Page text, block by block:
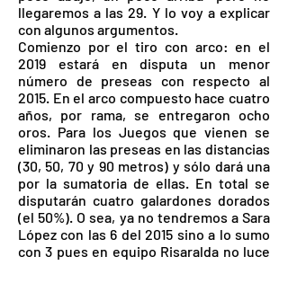
llegaremos a las 29. Y lo voy a explicar
con algunos argumentos.
Comienzo por el tiro con arco: en el
2019 estará en disputa un menor
número de preseas con respecto al
2015. En el arco compuesto hace cuatro
años, por rama, se entregaron ocho
oros. Para los Juegos que vienen se
eliminaron las preseas en las distancias
(30, 50, 70 y 90 metros) y sólo dará una
por la sumatoria de ellas. En total se
disputarán cuatro galardones dorados
(el 50%). O sea, ya no tendremos a Sara
López con las 6 del 2015 sino a lo sumo
con 3 pues en equipo Risaralda no luce